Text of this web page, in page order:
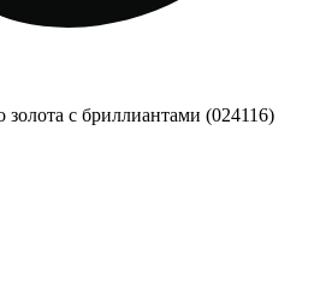
золота с бриллиантами (024116)